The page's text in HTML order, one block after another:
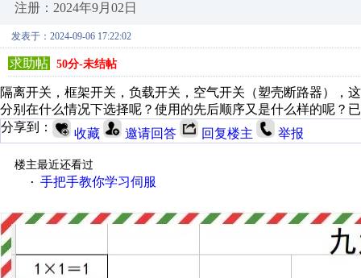
注册：2024年9月02日
发表于：2024-09-06 17:22:02
求助帖 50分-未结帖
隔离开关，框架开关，负载开关，空气开关（塑壳断路器），
分别在什么情况下选择呢？使用的先后顺序又是什么样的呢？
分享到：
收藏 邀请回答 回复楼主 举报
楼主最近还看过
· 手把手教你学习伺服